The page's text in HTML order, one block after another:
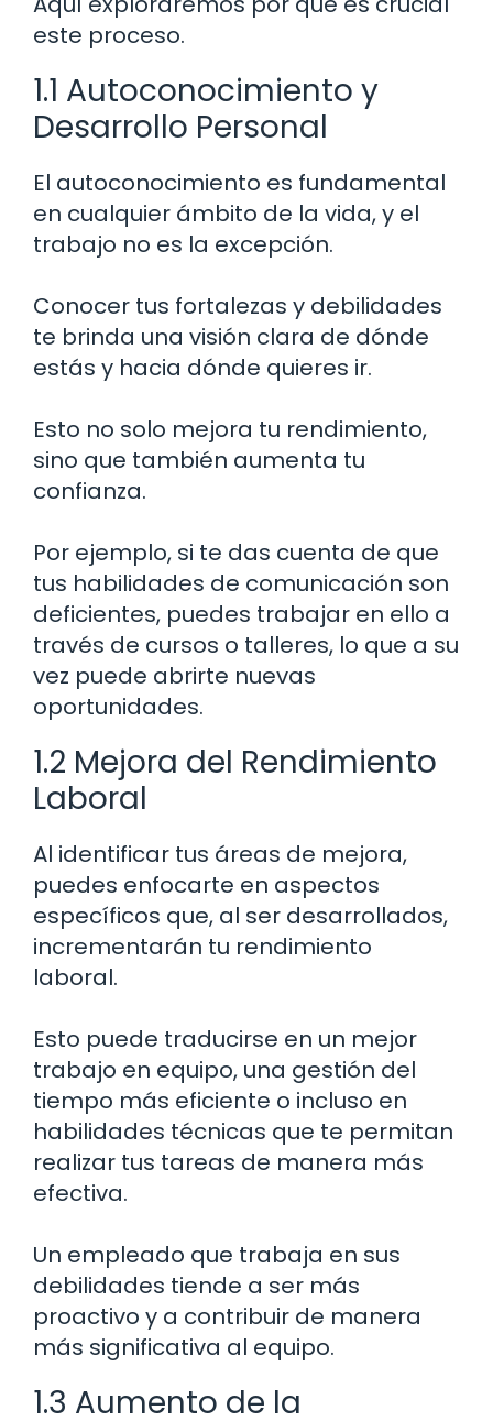
este proceso.
1.1 Autoconocimiento y
Desarrollo Personal
El autoconocimiento es fundamental
en cualquier ámbito de la vida, y el
trabajo no es la excepción.
Conocer tus fortalezas y debilidades
te brinda una visión clara de dónde
estás y hacia dónde quieres ir.
Esto no solo mejora tu rendimiento,
sino que también aumenta tu
confianza.
Por ejemplo, si te das cuenta de que
tus habilidades de comunicación son
deficientes, puedes trabajar en ello a
través de cursos o talleres, lo que a su
vez puede abrirte nuevas
oportunidades.
1.2 Mejora del Rendimiento
Laboral
Al identificar tus áreas de mejora,
puedes enfocarte en aspectos
específicos que, al ser desarrollados,
incrementarán tu rendimiento
laboral.
Esto puede traducirse en un mejor
trabajo en equipo, una gestión del
tiempo más eficiente o incluso en
habilidades técnicas que te permitan
realizar tus tareas de manera más
efectiva.
Un empleado que trabaja en sus
debilidades tiende a ser más
proactivo y a contribuir de manera
más significativa al equipo.
1.3 Aumento de la